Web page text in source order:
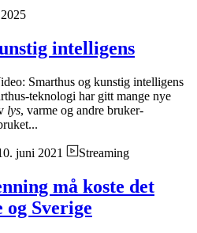
intelligens
Smarthus og kunstig intelligens
teknologi har gitt mange nye
lys, varme og andre bruker-
juni 2021 Streaming
må koste det
og Sverige